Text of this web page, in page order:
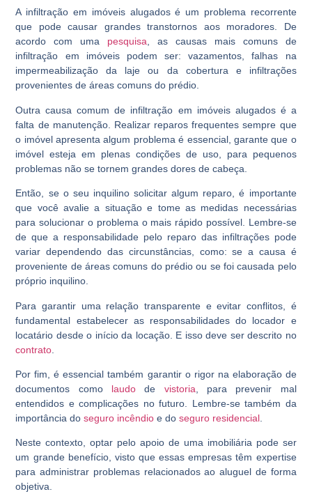
A infiltração em imóveis alugados é um problema recorrente
que pode causar grandes transtornos aos moradores. De
acordo com uma pesquisa, as causas mais comuns de
infiltração em imóveis podem ser: vazamentos, falhas na
impermeabilização da laje ou da cobertura e infiltrações
provenientes de áreas comuns do prédio.
Outra causa comum de infiltração em imóveis alugados é a
falta de manutenção. Realizar reparos frequentes sempre que
o imóvel apresenta algum problema é essencial, garante que o
imóvel esteja em plenas condições de uso, para pequenos
problemas não se tornem grandes dores de cabeça.
Então, se o seu inquilino solicitar algum reparo, é importante
que você avalie a situação e tome as medidas necessárias
para solucionar o problema o mais rápido possível. Lembre-se
de que a responsabilidade pelo reparo das infiltrações pode
variar dependendo das circunstâncias, como: se a causa é
proveniente de áreas comuns do prédio ou se foi causada pelo
próprio inquilino.
Para garantir uma relação transparente e evitar conflitos, é
fundamental estabelecer as responsabilidades do locador e
locatário desde o início da locação. E isso deve ser descrito no
contrato
Por fim, é essencial também garantir o rigor na elaboração de
documentos como laudo de vistoria , para prevenir mal
entendidos e complicações no futuro. Lembre-se também da
importância doseguro incêndio e doseguro residencial
Neste contexto, optar pelo apoio de uma imobiliária pode ser
um grande benefício, visto que essas empresas têm expertise
para administrar problemas relacionados ao aluguel de forma
objetiva.